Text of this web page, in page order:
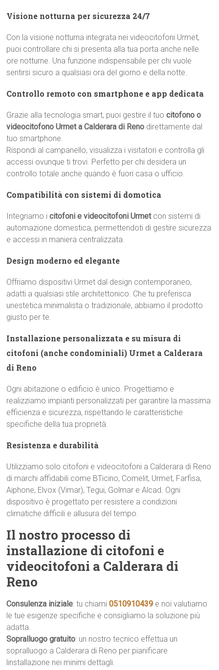
Visione notturna per sicurezza 24/7
Con la visione notturna integrata nei videocitofoni Urmet,
puoi controllare chi si presenta alla tua porta anche nelle
ore notturne. Una funzione indispensabile per chi vuole
sentirsi sicuro a qualsiasi ora del giorno e della notte.
Controllo remoto con smartphone e app dedicata
Grazie alla tecnologia smart, puoi gestire il tuocitofono o
videocitofono Urmet a Calderara di Reno direttamente dal
tuo smartphone.
Rispondi al campanello, visualizza i visitatori e controlla gli
accessi ovunque ti trovi. Perfetto per chi desidera un
controllo totale anche quando è fuori casa o ufficio.
Compatibilità con sistemi di domotica
Integriamo icitofoni e videocitofoni Urmetcon sistemi di
automazione domestica, permettendoti di gestire sicurezza
e accessi in maniera centralizzata.
Design moderno ed elegante
Offriamo dispositivi Urmet dal design contemporaneo,
adatti a qualsiasi stile architettonico. Che tu preferisca
unestetica minimalista o tradizionale, abbiamo il prodotto
giusto per te.
Installazione personalizzata e su misura di
citofoni (anche condominiali) Urmet a Calderara
di Reno
Ogni abitazione o edificio è unico. Progettiamo e
realizziamo impianti personalizzati per garantire la massima
efficienza e sicurezza, rispettando le caratteristiche
specifiche della tua proprietà.
Resistenza e durabilità
Utilizziamo solo citofoni e videocitofoni a Calderara di Reno
di marchi affidabili come BTicino, Comelit, Urmet, Farfisa,
Aiphone, Elvox (Vimar), Tegui, Golmar e Alcad. Ogni
dispositivo è progettato per resistere a condizioni
climatiche difficili e allusura del tempo.
Il nostro processo di
installazione di citofoni e
videocitofoni a Calderara di
Reno
Consulenza iniziale: tu chiami0510910439 e noi valutiamo
le tue esigenze specifiche e consigliamo la soluzione più
adatta.
Sopralluogo gratuito: un nostro tecnico effettua un
sopralluogo a Calderara di Reno per pianificare
linstallazione nei minimi dettagli.